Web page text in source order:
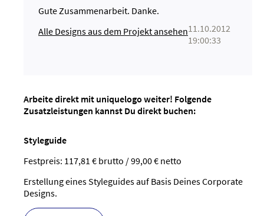
Gute Zusammenarbeit. Danke.
Alle Designs aus dem Projekt ansehen11.10.2012
19:00:33
Arbeite direkt mit uniquelogo weiter! Folgende
Zusatzleistungen kannst Du direkt buchen:
Styleguide
Festpreis: 117,81 € brutto / 99,00 € netto
Erstellung eines Styleguides auf Basis Deines Corporate
Designs.